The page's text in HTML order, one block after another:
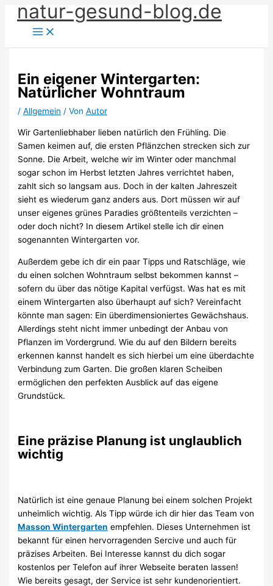
Zum
Inhalt
springen
natur-gesund-blog.de
Ein eigener Wintergarten:
Natürlicher Wohntraum
/Allgemein / VonAutor
Wir Gartenliebhaber lieben natürlich den Frühling. Die
Samen keimen auf, die ersten Pflänzchen strecken sich zur
Sonne. Die Arbeit, welche wir im Winter oder manchmal
sogar schon im Herbst letzten Jahres verrichtet haben,
zahlt sich so langsam aus. Doch in der kalten Jahreszeit
sieht es wiederum ganz anders aus. Dort müssen wir auf
unser eigenes grünes Paradies größtenteils verzichten –
oder doch nicht? In diesem Artikel stelle ich dir einen
sogenannten Wintergarten vor.
Außerdem gebe ich dir ein paar Tipps und Ratschläge, wie
du einen solchen Wohntraum selbst bekommen kannst –
sofern du über das nötige Kapital verfügst. Was hat es mit
einem Wintergarten also überhaupt auf sich? Vereinfacht
könnte man sagen: Ein überdimensioniertes Gewächshaus.
Allerdings steht nicht immer unbedingt der Anbau von
Pflanzen im Vordergrund. Wie du auf den Bildern bereits
erkennen kannst handelt es sich hierbei um eine überdachte
Verbindung zum Garten. Die großen klaren Scheiben
ermöglichen den perfekten Ausblick auf das eigene
Grundstück.
Eine präzise Planung ist unglaublich
wichtig
Natürlich ist eine genaue Planung bei einem solchen Projekt
unheimlich wichtig. Als Tipp würde ich dir hier das Team von
Masson Wintergarten empfehlen. Dieses Unternehmen ist
bekannt für einen hervorragenden Sercive und auch für
präzises Arbeiten. Bei Interesse kannst du dich sogar
kostenlos per Telefon auf ihrer Webseite beraten lassen!
Wie bereits gesagt, der Service ist sehr kundenorientiert.